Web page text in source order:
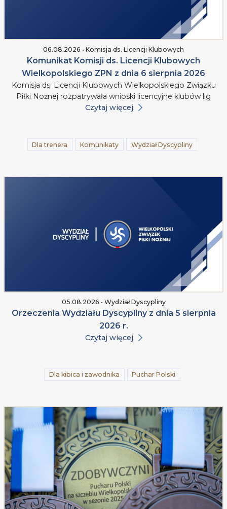
06.08.2026 • Komisja ds. Licencji Klubowych
Komunikat Komisji ds. Licencji Klubowych
Wielkopolskiego ZPN z dnia 6 sierpnia 2026
Komisja ds. Licencji Klubowych Wielkopolskiego Związku
Piłki Nożnej rozpatrywała wnioski licencyjne klubów lig
Czytaj więcej
Dla trenera Komunikaty Wydział Dyscypliny
05.08.2026 • Wydział Dyscypliny
Orzeczenia Wydziału Dyscypliny z dnia 5 sierpnia
2026 r.
Czytaj więcej
Dla kibica i zawodnika Puchar Polski